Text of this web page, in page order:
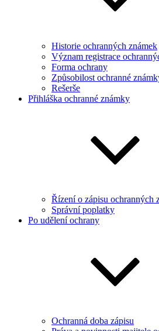
Historie ochranných známek
Význam registrace
Forma ochrany
Způsobilost ochranné
Rešerše
Přihláška ochranné známky
Řízení o zápisu ochranných
Správní poplatky
Po udělení ochrany
Ochranná doba zápisu